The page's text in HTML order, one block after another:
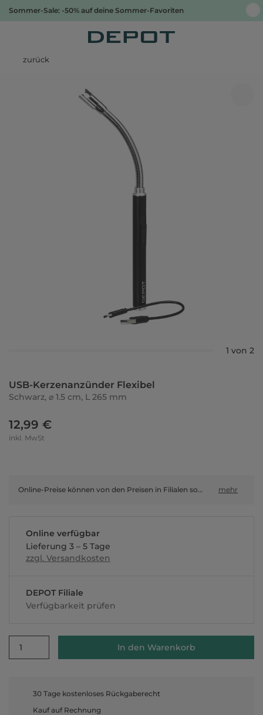
Sommer-Sale: -50% auf deine Sommer-Favoriten
zurück
1 von 2
USB-Kerzenanzünder Flexibel
Schwarz, ⌀ 1.5 cm, L 265 mm
12,99 €
inkl. MwSt
Online-Preise können von den Preisen in Filialen sowie Shop-in-Shop-Flächen abweichen. mehr
Online verfügbar
Lieferung 3 – 5 Tage
zzgl. Versandkosten
DEPOT Filiale
Verfügbarkeit prüfen
1 In den Warenkorb
30 Tage kostenloses Rückgaberecht
Kauf auf Rechnung